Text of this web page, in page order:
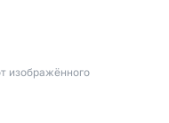
изображённого